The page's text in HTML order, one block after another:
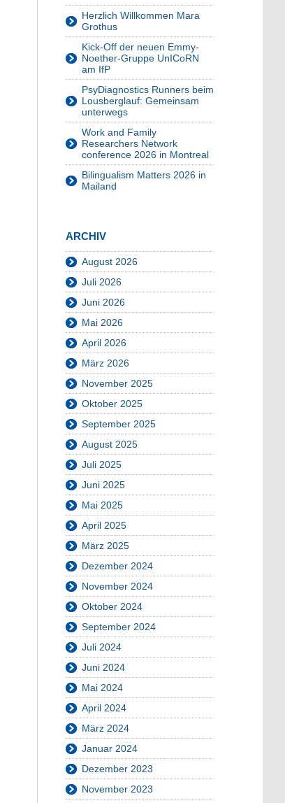
Herzlich Willkommen Mara
Grothus
Kick-Off der neuen Emmy-
Noether-Gruppe UnICoRN
am IfP
PsyDiagnostics Runners beim
Lousberglauf: Gemeinsam
unterwegs
Work and Family
Researchers Network
conference 2026 in Montreal
Bilingualism Matters 2026 in
Mailand
ARCHIV
August 2026
Juli 2026
Juni 2026
Mai 2026
April 2026
März 2026
November 2025
Oktober 2025
September 2025
August 2025
Juli 2025
Juni 2025
Mai 2025
April 2025
März 2025
Dezember 2024
November 2024
Oktober 2024
September 2024
Juli 2024
Juni 2024
Mai 2024
April 2024
März 2024
Januar 2024
Dezember 2023
November 2023